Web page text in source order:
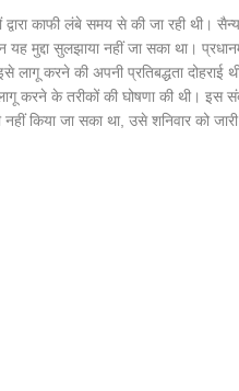
द्वारा काफी लंबे समय से की जा रही थी।
मुद्दा सुलझाया नहीं जा सका था।
लागू करने की अपनी प्रतिबद्धता दोहराई
करने के तरीकों की घोषणा की थी। इस
किया जा सका था, उसे शनिवार को जारी